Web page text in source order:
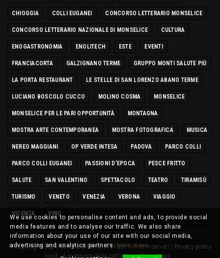
CHIOGGIA COLLI EUGANEI CONCORSO LETTERARIO MONSELICE
CONCORSO LETTERARIO NAZIONALE DI MONSELICE CULTURA
ENOGASTRONOMIA ENOLITECH ESTE EVENTI
FRANCIACORTA GALZIGNANO TERME GRUPPO MONTI SALUTE PIÙ
LA PORTA RESTAURANT LE STELLE DI SAN LORENZO ABANO TERME
LUCIANO BOSCOLO CUCCO MOLINO COSMA MONSELICE
MONSELICE PER LE PARI OPPORTUNITÀ MONTAGNA
MOSTRA ARTE CONTEMPORANEA MOSTRA FOTOGRAFICA MUSICA
NEREO MAGGIANI OP VERDE INTESA PADOVA PARCO COLLI
PARCO COLLI EUGANEI PASSIONI D'EPOCA PESCE FRITTO
SALUTE SAN VALENTINO SPETTACOLO TEATRO TIRAMISÙ
TURISMO VENETO VENEZIA VERONA VIAGGIO
VICENZA VINO
© Copyright 2024 Venezia & Dintorni | Tutti i diritti riservati |
Privacy policy
Food
Il ristorante della settimana Pizza Week
We use cookies to personalise content and ads, to provide social
media features and to analyse our traffic. We also share
information about your use of our site with our social media,
advertising and analytics partners.View more